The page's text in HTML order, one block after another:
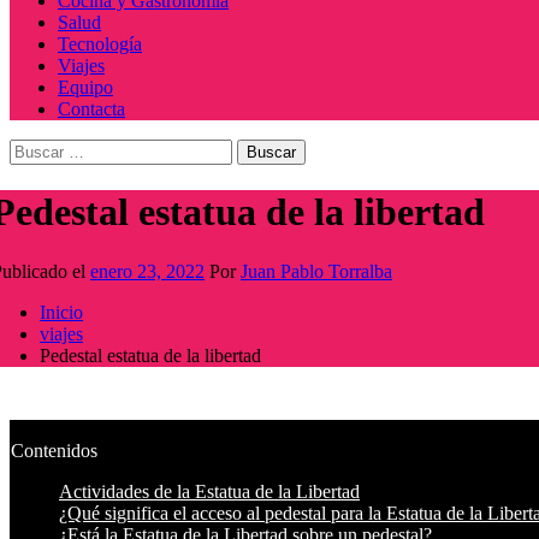
Salud
Tecnología
Viajes
Equipo
Contacta
Buscar:
estatua de la libertad
el enero 23, 2022 PorJuan Pablo Torralba
Inicio
viajes
Pedestal estatua de la libertad
Contenidos
Actividades de la Estatua de la Libertad
¿Qué significa el acceso al pedestal para la Estatua de la
¿Está la Estatua de la Libertad sobre un pedestal?